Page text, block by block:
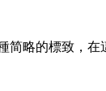
简略的標致，在